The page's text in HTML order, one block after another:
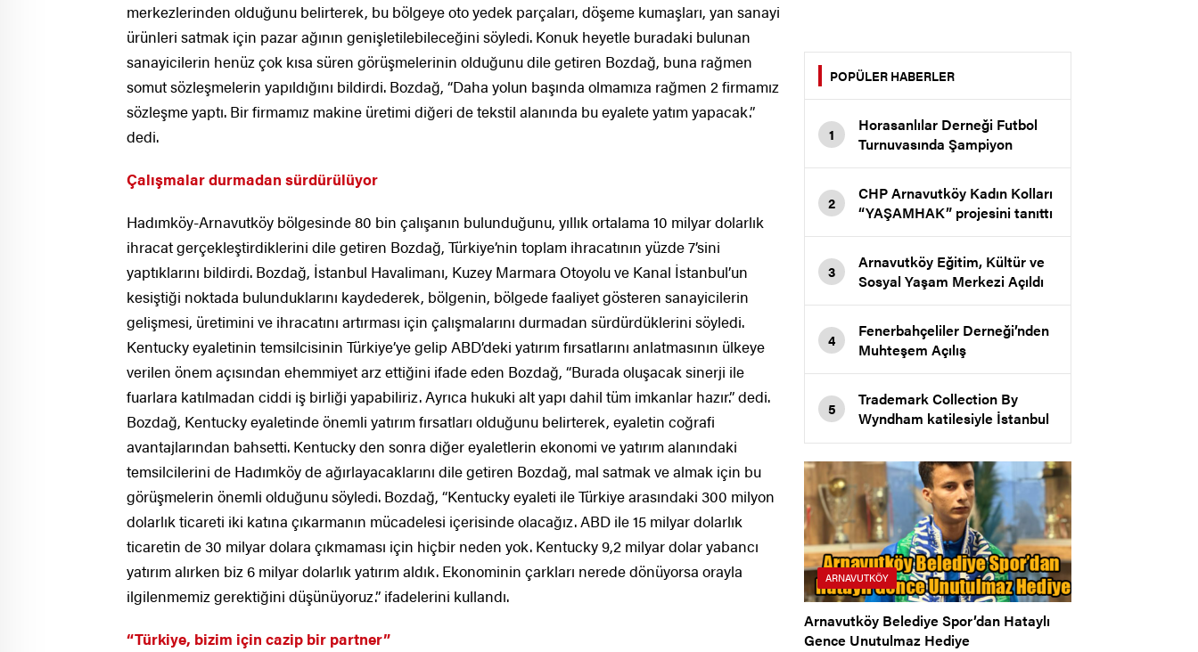
merkezlerinden olduğunu belirterek, bu bölgeye oto yedek parçaları, döşeme kumaşları, yan sanayi
ürünleri satmak için pazar ağının genişletilebileceğini söyledi. Konuk heyetle buradaki bulunan
sanayicilerin henüz çok kısa süren görüşmelerinin olduğunu dile getiren Bozdağ, buna rağmen
somut sözleşmelerin yapıldığını bildirdi. Bozdağ, “Daha yolun başında olmamıza rağmen 2 firmamız
sözleşme yaptı. Bir firmamız makine üretimi diğeri de tekstil alanında bu eyalete yatım yapacak.”
dedi.
Çalışmalar durmadan sürdürülüyor
Hadımköy-Arnavutköy bölgesinde 80 bin çalışanın bulunduğunu, yıllık ortalama 10 milyar dolarlık
ihracat gerçekleştirdiklerini dile getiren Bozdağ, Türkiye’nin toplam ihracatının yüzde 7’sini
yaptıklarını bildirdi. Bozdağ, İstanbul Havalimanı, Kuzey Marmara Otoyolu ve Kanal İstanbul’un
kesiştiği noktada bulunduklarını kaydederek, bölgenin, bölgede faaliyet gösteren sanayicilerin
gelişmesi, üretimini ve ihracatını artırması için çalışmalarını durmadan sürdürdüklerini söyledi.
Kentucky eyaletinin temsilcisinin Türkiye’ye gelip ABD’deki yatırım fırsatlarını anlatmasının ülkeye
verilen önem açısından ehemmiyet arz ettiğini ifade eden Bozdağ, “Burada oluşacak sinerji ile
fuarlara katılmadan ciddi iş birliği yapabiliriz. Ayrıca hukuki alt yapı dahil tüm imkanlar hazır.” dedi.
Bozdağ, Kentucky eyaletinde önemli yatırım fırsatları olduğunu belirterek, eyaletin coğrafi
avantajlarından bahsetti. Kentucky den sonra diğer eyaletlerin ekonomi ve yatırım alanındaki
temsilcilerini de Hadımköy de ağırlayacaklarını dile getiren Bozdağ, mal satmak ve almak için bu
görüşmelerin önemli olduğunu söyledi. Bozdağ, “Kentucky eyaleti ile Türkiye arasındaki 300 milyon
dolarlık ticareti iki katına çıkarmanın mücadelesi içerisinde olacağız. ABD ile 15 milyar dolarlık
ticaretin de 30 milyar dolara çıkmaması için hiçbir neden yok. Kentucky 9,2 milyar dolar yabancı
yatırım alırken biz 6 milyar dolarlık yatırım aldık. Ekonominin çarkları nerede dönüyorsa orayla
ilgilenmemiz gerektiğini düşünüyoruz.” ifadelerini kullandı.
“Türkiye, bizim için cazip bir partner”
POPÜLER HABERLER
1
Horasanlılar Derneği Futbol
Turnuvasında Şampiyon
Tekirbaş Koltuk Mollaahmet
2
CHP Arnavutköy Kadın Kolları
“YAŞAMHAK” projesini tanıttı
3
Arnavutköy Eğitim, Kültür ve
Sosyal Yaşam Merkezi Açıldı
4
Fenerbahçeliler Derneği’nden
Muhteşem Açılış
5
Trademark Collection By
Wyndham katilesiyle İstanbul
New Airport Hotel
Arnavutköy’de Açıldı
ARNAVUTKÖY
Arnavutköy Belediye Spor’dan Hataylı
Gence Unutulmaz Hediye